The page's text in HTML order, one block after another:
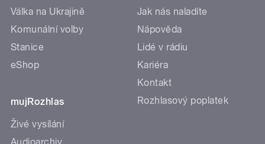
Válka na Ukrajině
Komunální volby
Stanice
eShop
mujRozhlas
Živé vysílání
Jak nás naladíte
Nápověda
Lidé v rádiu
Kariéra
Kontakt
Rozhlasový poplatek